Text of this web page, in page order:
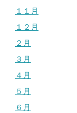
１１月
１２月
２月
３月
４月
５月
６月